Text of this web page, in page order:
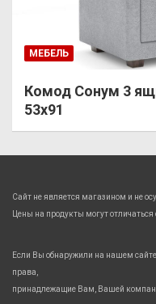
МЕБЕЛЬ
Комод Сонум 3
53х91
Сайт не является магазином и не
Цены на продукты могут отличаться
Если Вы обнаружили на нашем
права,
принадлежащие Вам, Вашей